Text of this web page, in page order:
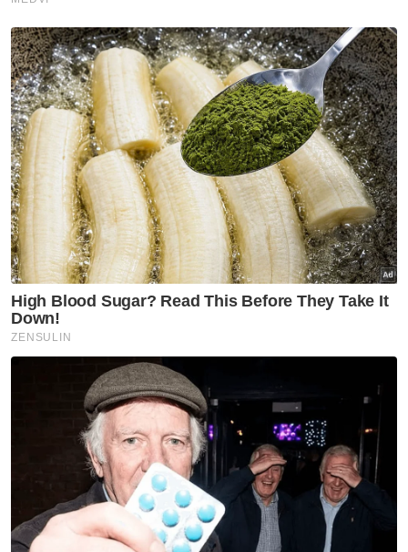
Musbah Jamli menjadi calon bebas selepas
tidak dicalonkan oleh mana-mana parti dalam
Pilihan Raya Negeri (PRN) Sabah.
Musbah akan berdepan dengan lima
pencabar lain iaitu Abd Alif Saibeh dari Parti
Cinta Sabah, Amzah@Hamzah Sundang
(Parti Pertubuhan Kebangsaan Sabah
Bersatu (USNO) ), Mustapha@Mohd Yunus
Sakmud (Parti Keadilan Rakyat (PKR), Kanul
Gindol (Parti Gagasan Rakyat Sabah (PGRS))
dan Mohd Arsad Bistari (Barisan Nasional
(BN)).
Manakala, bekas Ahli Dewan Undangan
Negeri (ADUN) Kemabong, Datuk Rubin
Balang muncul bertanding atas tiket Bebas
menentang lima calon lain termasuk Ketua
Penerangan UMNO Sabah, Datuk Raime
Unggi.
Artikel Berkaitan: